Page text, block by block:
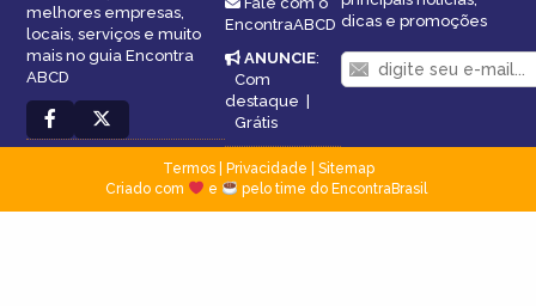
melhores empresas,
locais, serviços e muito
mais no guia Encontra
ABCD
EncontraABCD
ANUNCIE:
Com
destaque
Grátis
dicas e promoções
Termos| Privacidade
Sitemap
Criado com
e pelo time do EncontraBrasil